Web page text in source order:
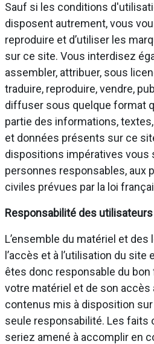
Sauf si les conditions
disposent autrement, vous
reproduire et d’utiliser les
sur ce site. Vous interdisez
assembler, attribuer, sous
traduire, reproduire, vendre,
diffuser sous quelque format
partie des informations,
et données présents sur ce
dispositions impératives vous
personnes responsables, aux
civiles prévues par la loi
Responsabilité des utilisateurs
L’ensemble du matériel et
l’accès et à l’utilisation du
êtes donc responsable du
votre matériel et de son accès
contenus mis à disposition
seule responsabilité. Les faits
seriez amené à accomplir en